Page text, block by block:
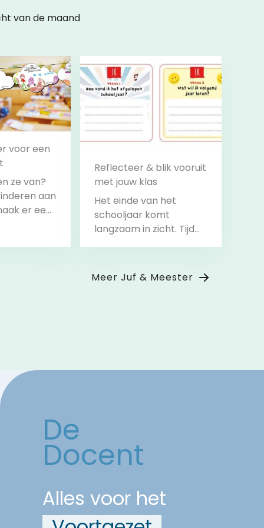
voor een
ze van?
aan
er een
Reflecteer & blik vooruit
met jouw klas
Het einde van het
schooljaar komt
langzaam in zicht. Tijd
wat jullie hebben
van de maand
Meer Juf & Meester
De
Docent
Alles voor het